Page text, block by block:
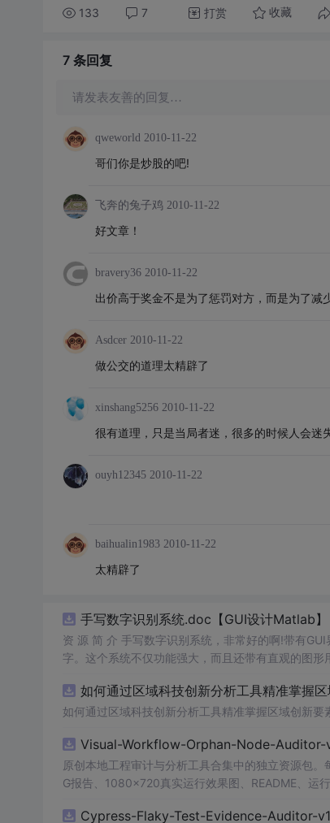
133 7 打赏 收藏
7 条回复
请发表友善的回复…
qweworld 2010-11-22
哥们你是炒股的吧!
飞奔的兔子鸡 2010-11-22
好文章！
bravery36 2010-11-22
出价高于奖金不是为了惩罚对方，而是为了
Asdcer 2010-11-22
做公交的道理太精辟了
xinshang5256 2010-11-22
很有道理，只是当局者迷，很多的时候人会迷
ouyh12345 2010-11-22
baihualin1983 2010-11-22
太精辟了
手写数字识别系统.doc【GUI设计Matlab】
资 源 简 介 手写数字识别系统，非常好的啊!带有
字。这个系统不仅功能强大，而且还带有直观的图
便和实用的工具，你一定会喜欢它的！
如何通过区域科技创新分析工具精准掌握
如何通过区域科技创新分析工具精准掌握区域创新要
Visual-Workflow-Orphan-Node-Auditor-
原创本地工程审计与分析工具合集中的独立资源包
G报告、1080×720真实运行效果图、README、
源码、Logo、官方截图、论文、生产日志或其他受
Cypress-Flaky-Test-Evidence-Auditor-